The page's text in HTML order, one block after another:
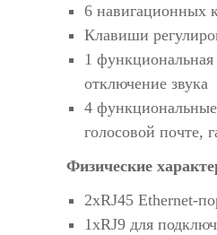
6 навигационных
Клавиши
1
отключение звука
4
голосовой почте,
Физические
2хRJ45 Ethernet-
1хRJ9 для